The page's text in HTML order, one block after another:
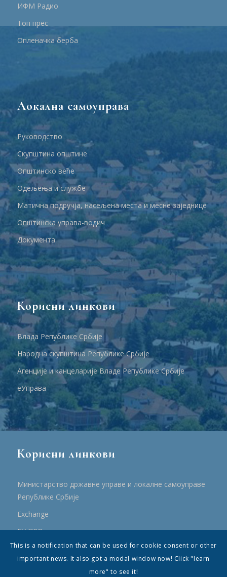
ИФМ Радио
Топ прес
Опленачка берба
Локална самоуправа
Руководство
Скупштина општине
Општинско веће
Одељења и службе
Матична подручја, насељена места и месне заједнице
Општинска управа-водич
Документа
Корисни линкови
Влада Републике Србије
Народна скупштина Републике Србије
Агенције и канцеларије Владе Републике Србије
еУправа
Корисни линкови
Министарство државне управе и локалне самоуправе
Републике Србије
Еxchange
ЕУ ПРО
ПРРР
This is a notification that can be used for cookie consent or other
important news. It also got a modal window now! Click "learn
more" to see it!